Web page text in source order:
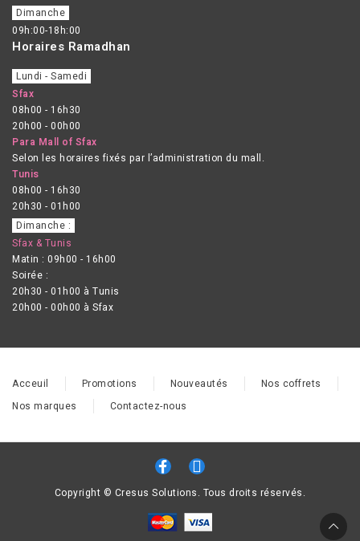
Dimanche
09h:00-18h:00
Horaires Ramadhan
Lundi - Samedi
Sfax
08h00 - 16h30
20h00 - 00h00
Para Mall of Sfax
Selon les horaires fixés par l’administration du mall.
Tunis
08h00 - 16h30
20h30 - 01h00
Dimanche :
Sfax & Tunis
Matin : 09h00 - 16h00
Soirée :
20h30 - 01h00 à Tunis
20h00 - 00h00 à Sfax
Acceuil Promotions Nouveautés
Nos coffrets
Nos marques
Contactez-nous
Copyright © Cresus Solutions. Tous droits réservés.